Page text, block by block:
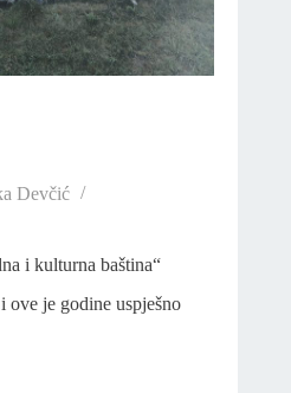
Devčić
i kulturna baština“
ove je godine uspješno